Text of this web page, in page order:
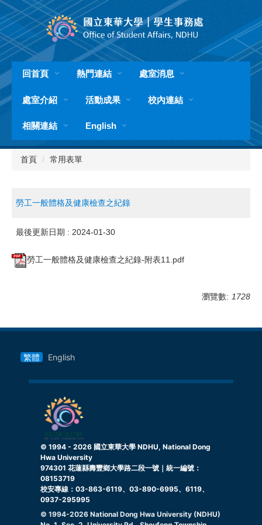
跳
到
主
要
內
容
區
回首頁 熱門連結 處室消息
處室介紹 活動成果 校內連結
相關連結 English
首頁 常用表單
勞工一般體格及健康檢查之紀錄
最後更新日期 : 2024-01-30
勞工一般體格及健康檢查之紀錄-附表11.pdf
瀏覽數: 1728
繁體 English
© 1994 - 2026 國立東華大學 NDHU, National Dong
Hwa University
974301 花蓮縣壽豐鄉大學路二段一號｜統一編號：
08153719
校安專線：03-863-6119、03-890-6995、6119、
0937-295995
© 1994-2026 National Dong Hwa University (NDHU)